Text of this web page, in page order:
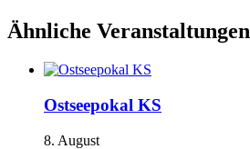
Ähnliche Veranstaltungen
Ostseepokal KS
8. August